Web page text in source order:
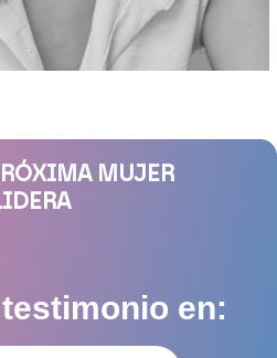
MUJER
testimonio en: